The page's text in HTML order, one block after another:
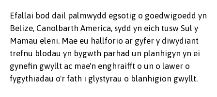
Efallai bod dail palmwydd egsotig o goedwigoedd yn
Belize, Canolbarth America, sydd yn eich tusw Sul y
Mamau eleni. Mae eu hallforio ar gyfer y diwydiant
trefnu blodau yn bygwth parhad un planhigyn yn ei
gynefin gwyllt ac mae'n enghraifft o un o lawer o
fygythiadau o'r fath i glystyrau o blanhigion gwyllt.